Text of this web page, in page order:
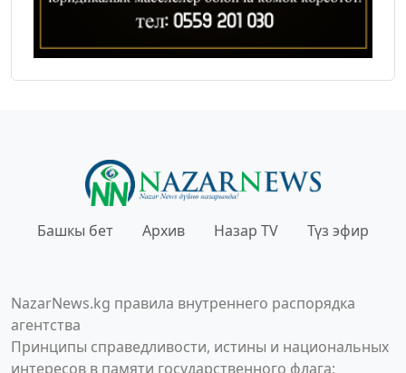
Башкы бет Архив Назар TV Түз эфир
NazarNews.kg правила внутреннего распорядка
агентства
Принципы справедливости, истины и национальных
интересов в памяти государственного флага;